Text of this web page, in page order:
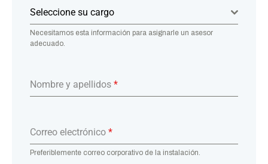
Seleccione su cargo
Necesitamos esta información para asignarle un asesor
adecuado.
Nombre y apellidos *
Correo electrónico *
Preferiblemente correo corporativo de la instalación.